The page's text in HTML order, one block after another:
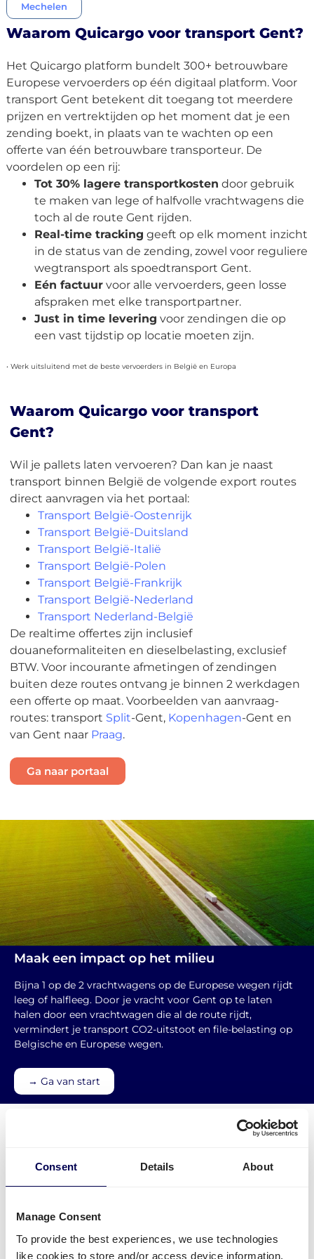
Consent Details About
Manage Consent
To provide the best experiences, we use technologies
like cookies to store and/or access device information.
Mechelen
Waarom Quicargo voor transport Gent?
Het Quicargo platform bundelt 300+ betrouwbare
Europese vervoerders op één digitaal platform. Voor
transport Gent betekent dit toegang tot meerdere
prijzen en vertrektijden op het moment dat je een
zending boekt, in plaats van te wachten op een
offerte van één betrouwbare transporteur. De
voordelen op een rij:
Tot 30% lagere transportkosten door gebruik
te maken van lege of halfvolle vrachtwagens die
toch al de route Gent rijden.
Real-time tracking geeft op elk moment inzicht
in de status van de zending, zowel voor reguliere
wegtransport als spoedtransport Gent.
Eén factuurvoor alle vervoerders, geen losse
afspraken met elke transportpartner.
Just in time levering voor zendingen die op
een vast tijdstip op locatie moeten zijn.
• Werk uitsluitend met de beste vervoerders in België en Europa
Waarom Quicargo voor transport
Gent?
Wil je pallets laten vervoeren? Dan kan je naast
transport binnen België de volgende export routes
direct aanvragen via het portaal:
Transport België-Oostenrijk
Transport België-Duitsland
Transport België-Italië
Transport België-Polen
Transport België-Frankrijk
Transport België-Nederland
Transport Nederland-België
De realtime offertes zijn inclusief
douaneformaliteiten en dieselbelasting, exclusief
BTW. Voor incourante afmetingen of zendingen
buiten deze routes ontvang je binnen 2 werkdagen
een offerte op maat. Voorbeelden van aanvraag-
routes: transport Split-Gent, Kopenhagen-Gent en
van Gent naar Praag.
Ga naar portaal
Maak een impact op het milieu
Bijna 1 op de 2 vrachtwagens op de Europese wegen rijdt
leeg of halfleeg. Door je vracht voor Gent op te laten
halen door een vrachtwagen die al de route rijdt,
vermindert je transport CO2-uitstoot en file-belasting op
Belgische en Europese wegen.
→ Ga van start
Verstuur pallets vanuit en naar Gent
Groupagevoor 1 tot 4 pallets, vanaf €39.95.